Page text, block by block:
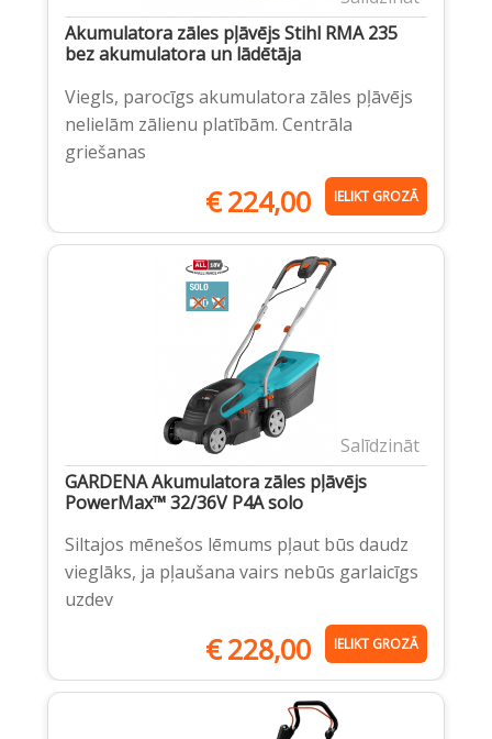
Akumulatora zāles pļāvējs Stihl RMA 235
bez akumulatora un lādētāja
Viegls, parocīgs akumulatora zāles pļāvējs
nelielām zālienu platībām. Centrāla
griešanas
€224,00 IELIKT GROZĀ
Salīdzināt
GARDENA Akumulatora zāles pļāvējs
PowerMax™ 32/36V P4A solo
Siltajos mēnešos lēmums pļaut būs daudz
vieglāks, ja pļaušana vairs nebūs garlaicīgs
uzdev
€228,00 IELIKT GROZĀ